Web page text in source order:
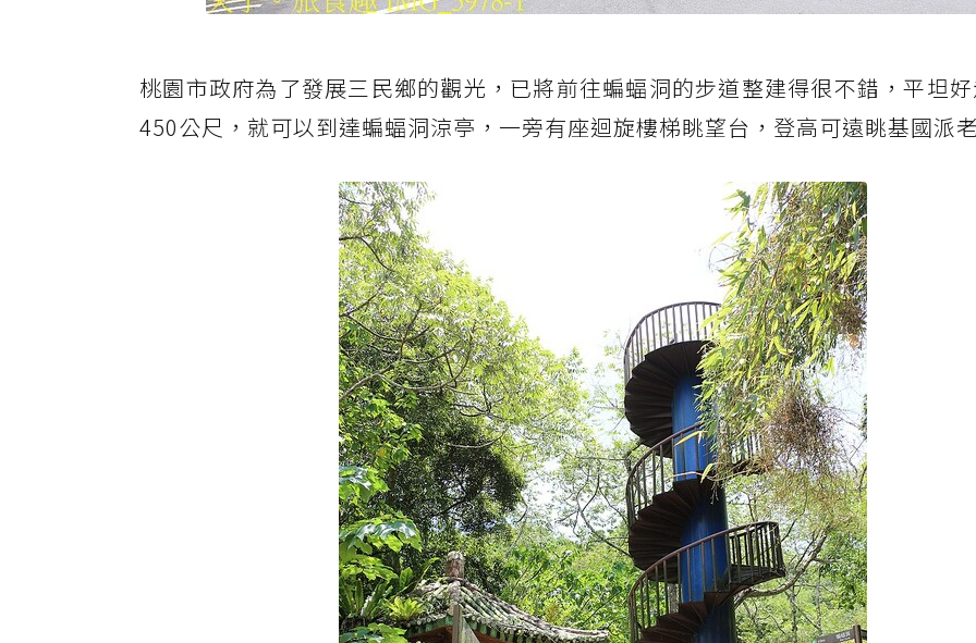
桃園市政府為了發展三民鄉的觀光，已將前往蝙蝠洞的步道整建得很不錯，平坦
450公尺，就可以到達蝙蝠洞涼亭，一旁有座迴旋樓梯眺望台，登高可遠眺基國派